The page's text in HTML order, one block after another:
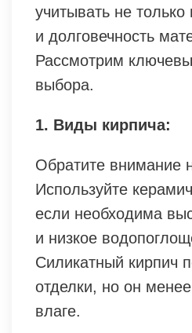
учитывать не
и долговечность
Рассмотрим
выбора.
1. Виды кирпича:
Обратите внимание
Используйте
если необходима
и низкое
Силикатный кирпич
отделки, но он
влаге.